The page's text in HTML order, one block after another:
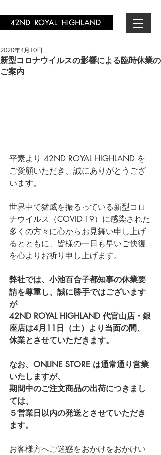
新型コロナウイルスの影響による臨時休業の
ご案内
2020年4月10日
平素より 42ND ROYAL HIGHLAND を
ご愛顧いただき、誠にありがとうござ
います。
世界中で猛威を振るっている新型コロ
ナウイルス（COVID-19）に感染された
多くの方々に心からお見舞い申し上げ
るとともに、皆様の一日も早いご快復
を心よりお祈り申し上げます。
弊社では、小池百合子都知事の休業要
請を尊重し、誠に勝手ではございます
が
42ND ROYAL HIGHLAND 代官山店・銀
座店は4月11日（土）より当面の間、
休業とさせていただきます。
なお、 ONLINE STORE は通常通り営業
いたしますが、
期間中のご注文商品の出荷につきまし
ては、
５営業日以内の発送とさせていただき
ます。
お客様方へご迷惑をおかけをおかけい